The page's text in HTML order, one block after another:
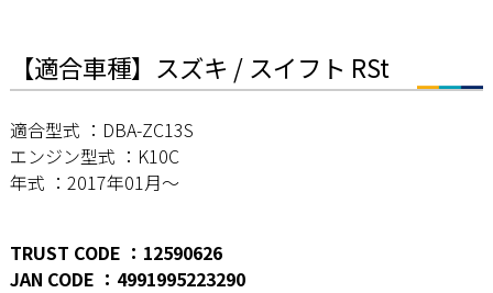
【適合車種】スズキ / スイフト RSt
適合型式 ：DBA-ZC13S
エンジン型式 ：K10C
年式 ：2017年01月〜
TRUST CODE ：12590626
JAN CODE ：4991995223290